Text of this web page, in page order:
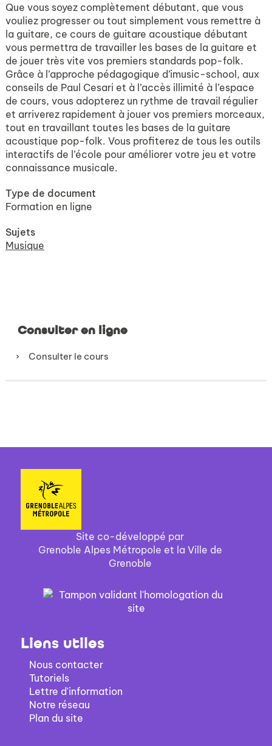
Que vous soyez complètement débutant, que vous
vouliez progresser ou tout simplement vous remettre à
la guitare, ce cours de guitare acoustique débutant
vous permettra de travailler les bases de la guitare et
de jouer très vite vos premiers standards pop-folk.
Grâce à l’approche pédagogique d’imusic-school, aux
conseils de Paul Cesari et à l’accès illimité à l’espace
de cours, vous adopterez un rythme de travail régulier
et arriverez rapidement à jouer vos premiers morceaux,
tout en travaillant toutes les bases de la guitare
acoustique pop-folk. Vous profiterez de tous les outils
interactifs de l’école pour améliorer votre jeu et votre
connaissance musicale.
Type de document
Formation en ligne
Sujets
Musique
Consulter en ligne
Consulter le cours
Site co-développé par
Grenoble Alpes Métropole et la Ville de
Grenoble
Liens utiles
Nous contacter
Tutoriels
Lettre d'information
Notre réseau
Plan du site